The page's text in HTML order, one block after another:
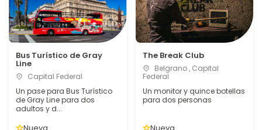
Bus Turístico de Gray
Line
Capital Federal
Un pase para Bus Turístico
de Gray Line para dos
adultos y d...
The Break Club
Belgrano , Capital
Federal
Un monitor y quince botellas
para dos personas